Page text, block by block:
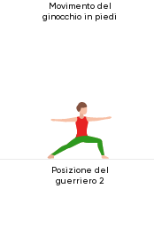
Movimento del
ginocchio in piedi
Posizione del
guerriero 2